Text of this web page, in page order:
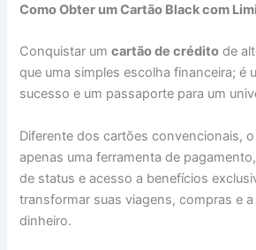
Como Obter um Cartão Black com
Conquistar umcartão de crédito de
que uma simples escolha financeira; é
sucesso e um passaporte para um
Diferente dos cartões convencionais,
apenas uma ferramenta de
de status e acesso a benefícios
transformar suas viagens, compras e
dinheiro.